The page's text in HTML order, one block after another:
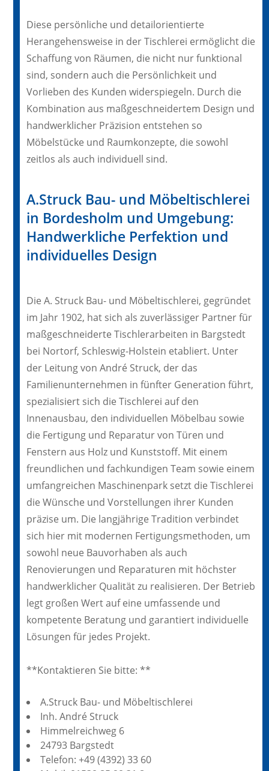
Diese persönliche und detailorientierte
Herangehensweise in der Tischlerei ermöglicht die
Schaffung von Räumen, die nicht nur funktional
sind, sondern auch die Persönlichkeit und
Vorlieben des Kunden widerspiegeln. Durch die
Kombination aus maßgeschneidertem Design und
handwerklicher Präzision entstehen so
Möbelstücke und Raumkonzepte, die sowohl
zeitlos als auch individuell sind.
A.Struck Bau- und Möbeltischlerei
in Bordesholm und Umgebung:
Handwerkliche Perfektion und
individuelles Design
Die A. Struck Bau- und Möbeltischlerei, gegründet
im Jahr 1902, hat sich als zuverlässiger Partner für
maßgeschneiderte Tischlerarbeiten in Bargstedt
bei Nortorf, Schleswig-Holstein etabliert. Unter
der Leitung von André Struck, der das
Familienunternehmen in fünfter Generation führt,
spezialisiert sich die Tischlerei auf den
Innenausbau, den individuellen Möbelbau sowie
die Fertigung und Reparatur von Türen und
Fenstern aus Holz und Kunststoff. Mit einem
freundlichen und fachkundigen Team sowie einem
umfangreichen Maschinenpark setzt die Tischlerei
die Wünsche und Vorstellungen ihrer Kunden
präzise um. Die langjährige Tradition verbindet
sich hier mit modernen Fertigungsmethoden, um
sowohl neue Bauvorhaben als auch
Renovierungen und Reparaturen mit höchster
handwerklicher Qualität zu realisieren. Der Betrieb
legt großen Wert auf eine umfassende und
kompetente Beratung und garantiert individuelle
Lösungen für jedes Projekt.
**Kontaktieren Sie bitte: **
A.Struck Bau- und Möbeltischlerei
Inh. André Struck
Himmelreichweg 6
24793 Bargstedt
Telefon: +49 (4392) 33 60